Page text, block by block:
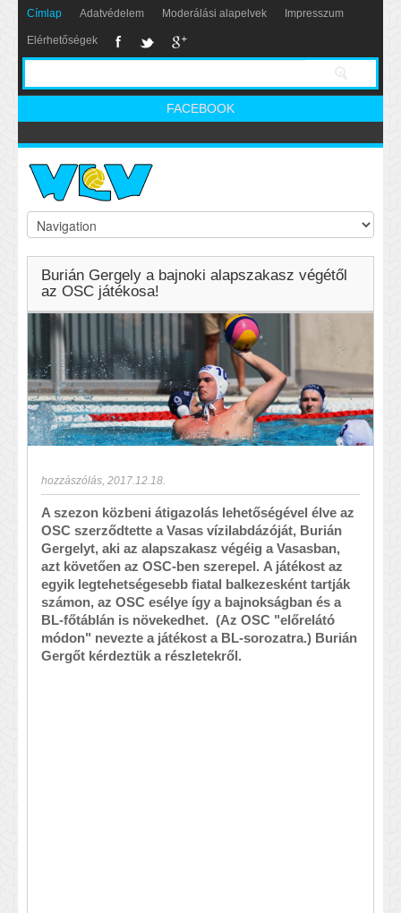
Címlap Adatvédelem Moderálási alapelvek Impresszum
Elérhetőségek
FACEBOOK
Burián Gergely a bajnoki alapszakasz végétől
az OSC játékosa!
hozzászólás 2017.12.18.
A szezon közbeni átigazolás lehetőségével élve az
OSC szerződtette a Vasas vízilabdázóját, Burián
Gergelyt, aki az alapszakasz végéig a Vasasban,
azt követően az OSC-ben szerepel. A játékost az
egyik legtehetségesebb fiatal balkezesként tartják
számon, az OSC esélye így a bajnokságban és a
BL-főtáblán is növekedhet. (Az OSC "előrelátó
módon" nevezte a játékost a BL-sorozatra.) Burián
Gergőt kérdeztük a részletekről.